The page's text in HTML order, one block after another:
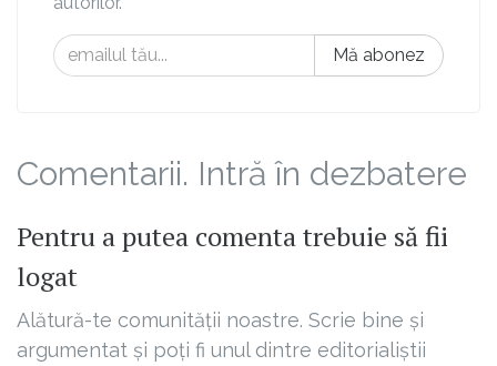
Mă abonez
Comentarii. Intră în dezbatere
Pentru a putea comenta trebuie să fii
logat
Alătură-te comunității noastre. Scrie bine și
argumentat și poți fi unul dintre editorialiștii